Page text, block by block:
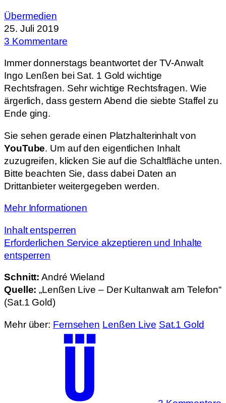
Übermedien
25. Juli 2019
3 Kommentare
Immer donnerstags beantwortet der TV-Anwalt
Ingo Lenßen bei Sat. 1 Gold wichtige
Rechtsfragen. Sehr wichtige Rechtsfragen. Wie
ärgerlich, dass gestern Abend die siebte Staffel zu
Ende ging.
Sie sehen gerade einen Platzhalterinhalt von
YouTube. Um auf den eigentlichen Inhalt
zuzugreifen, klicken Sie auf die Schaltfläche unten.
Bitte beachten Sie, dass dabei Daten an
Drittanbieter weitergegeben werden.
Mehr Informationen
Inhalt entsperren
Erforderlichen Service akzeptieren und Inhalte
entsperren
Schnitt: André Wieland
Quelle: „Lenßen Live – Der Kultanwalt am Telefon“
(Sat.1 Gold)
Mehr über: Fernsehen Lenßen Live Sat.1 Gold